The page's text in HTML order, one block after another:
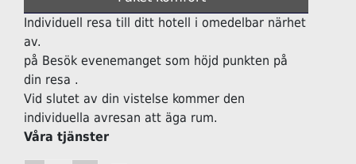
Individuell resa till ditt hotell i omedelbar närhet
av.
på Besök evenemanget som höjd punkten på
din resa .
Vid slutet av din vistelse kommer den
individuella avresan att äga rum.
Våra tjänster